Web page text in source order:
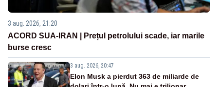
3 aug. 2026, 21:20
ACORD SUA-IRAN | Prețul petrolului scade, iar marile
burse cresc
3 aug. 2026, 20:47
Elon Musk a pierdut 363 de miliarde de